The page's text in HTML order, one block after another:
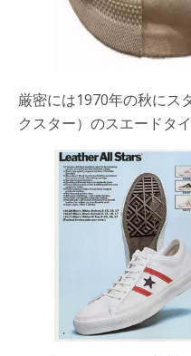
厳密には1970年の秋にス
クスター）のスエードタ